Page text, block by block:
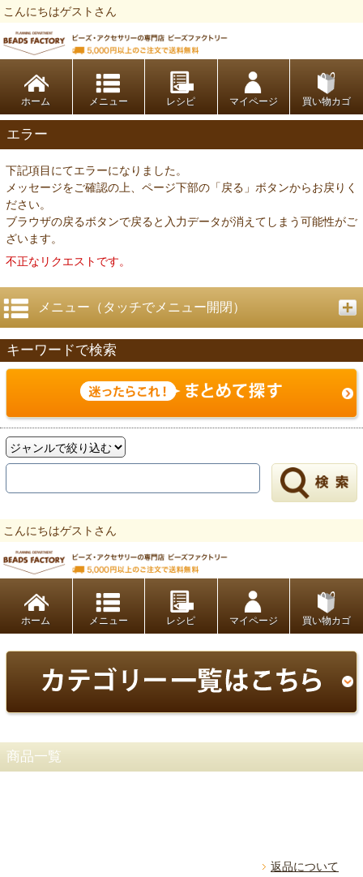
こんにちはゲストさん
ホーム レシピ マイページ 買い物カゴ
エラー
下記項目にてエラーになりました。
メッセージをご確認の上、ページ下部の「戻る」ボタンからお戻りく
ださい。
ブラウザの戻るボタンで戻ると入力データが消えてしまう可能性がご
ざいます。
不正なリクエストです。
メニュー（タッチでメニュー開閉）
キーワードで検索
こんにちはゲストさん
ホーム レシピ マイページ 買い物カゴ
商品一覧
返品について